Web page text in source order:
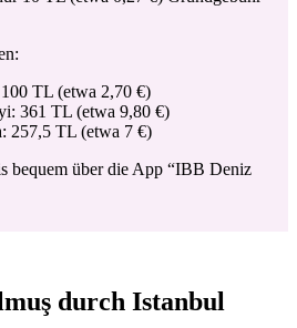
TL (etwa 2,70 €)
361 TL (etwa 9,80 €)
257,5 TL (etwa 7 €)
bequem über die App “IBB Deniz
durch Istanbul